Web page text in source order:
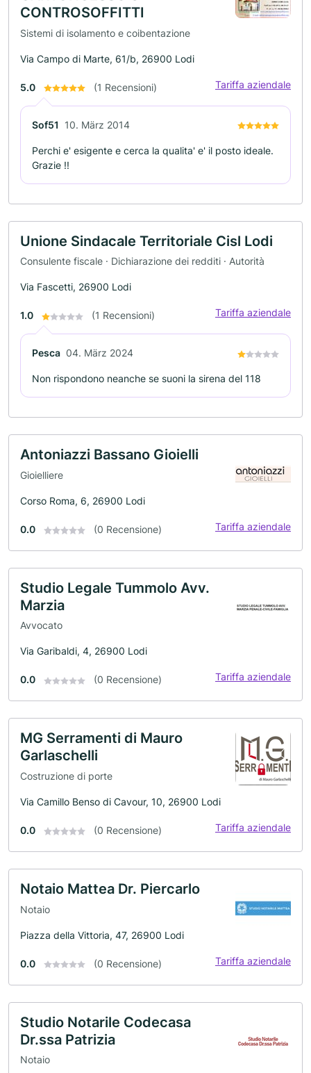
CONTROSOFFITTI
Sistemi di isolamento e coibentazione
Via Campo di Marte, 61/b, 26900 Lodi
5.0 (1 Recensioni) Tariffa aziendale
Sof51 10. März 2014
Perchi e' esigente e cerca la qualita' e' il posto ideale.
Grazie !!
Unione Sindacale Territoriale Cisl Lodi
Consulente fiscale · Dichiarazione dei redditi · Autorità
Via Fascetti, 26900 Lodi
1.0 (1 Recensioni) Tariffa aziendale
Pesca 04. März 2024
Non rispondono neanche se suoni la sirena del 118
Antoniazzi Bassano Gioielli
Gioielliere
Corso Roma, 6, 26900 Lodi
0.0 (0 Recensione) Tariffa aziendale
Studio Legale Tummolo Avv.
Marzia
Avvocato
Via Garibaldi, 4, 26900 Lodi
0.0 (0 Recensione) Tariffa aziendale
MG Serramenti di Mauro
Garlaschelli
Costruzione di porte
Via Camillo Benso di Cavour, 10, 26900 Lodi
0.0 (0 Recensione) Tariffa aziendale
Notaio Mattea Dr. Piercarlo
Notaio
Piazza della Vittoria, 47, 26900 Lodi
0.0 (0 Recensione) Tariffa aziendale
Studio Notarile Codecasa
Dr.ssa Patrizia
Notaio